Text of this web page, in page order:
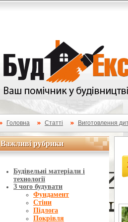
Головна Статті Виготовлення
Важливі рубрики
Важливі рубрики
Будівельні матеріали і
технології
З чого будувати
Фундамент
Стіни
Підлога
Покрівля